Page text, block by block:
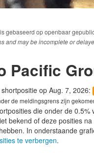
gebaseerd op openbaar
and may be incomplete or
Pacific
op Aug. 7, 2026:
de meldingsgrens zijn
die onder de
bekend of deze posities
In onderstaande
te verbergen.